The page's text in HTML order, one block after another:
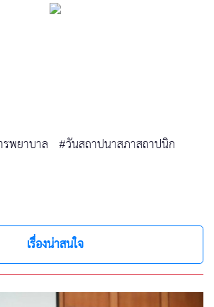
พยาบาล #วันสถาปนาสภาสถาปนิก
เรื่องน่าสนใจ